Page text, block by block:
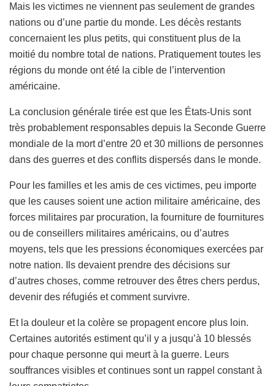
Mais les victimes ne viennent pas seulement de grandes
nations ou d’une partie du monde. Les décès restants
concernaient les plus petits, qui constituent plus de la
moitié du nombre total de nations. Pratiquement toutes les
régions du monde ont été la cible de l’intervention
américaine.
La conclusion générale tirée est que les États-Unis sont
très probablement responsables depuis la Seconde Guerre
mondiale de la mort d’entre 20 et 30 millions de personnes
dans des guerres et des conflits dispersés dans le monde.
Pour les familles et les amis de ces victimes, peu importe
que les causes soient une action militaire américaine, des
forces militaires par procuration, la fourniture de fournitures
ou de conseillers militaires américains, ou d’autres
moyens, tels que les pressions économiques exercées par
notre nation. Ils devaient prendre des décisions sur
d’autres choses, comme retrouver des êtres chers perdus,
devenir des réfugiés et comment survivre.
Et la douleur et la colère se propagent encore plus loin.
Certaines autorités estiment qu’il y a jusqu’à 10 blessés
pour chaque personne qui meurt à la guerre. Leurs
souffrances visibles et continues sont un rappel constant à